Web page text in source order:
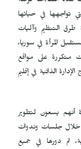
تواجهها في حياتها
طرق التنظيم وآليات
المرأة في سوريا،
متكررة على مواقع
الذاتية في إقليم
أنهم يسعون لتطوير
خلال جلسات وندوات
ثم دورها في جميع